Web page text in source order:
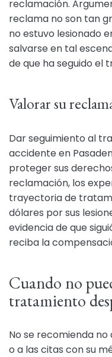
reclamación.
reclama no son tan
no estuvo lesionado
salvarse en tal
de que ha seguido el
Valorar su
Dar seguimiento al
accidente en
proteger sus
reclamación, los
trayectoria de
dólares por sus
evidencia de que
reciba la
Cuando no
tratamiento
No se recomienda
o a las citas con su